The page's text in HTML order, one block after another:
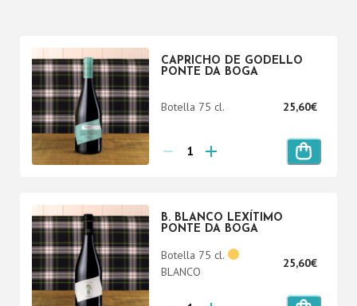
CAPRICHO DE GODELLO
PONTE DA BOGA
Botella 75 cl. 25,60€
B. BLANCO LEXÍTIMO
PONTE DA BOGA
Botella 75 cl.
BLANCO
25,60€